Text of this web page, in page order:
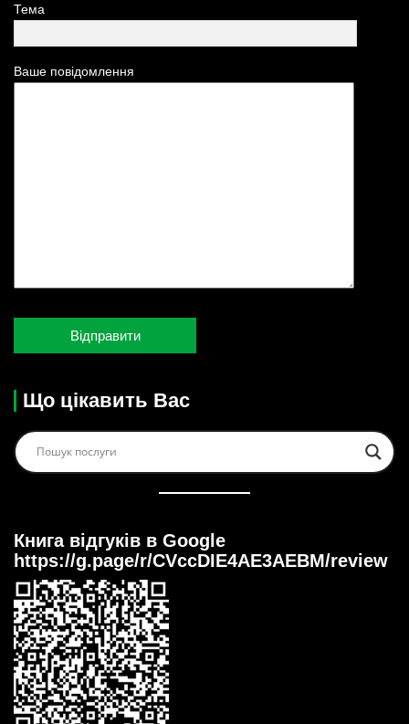
Тема
Ваше повідомлення
Що цікавить Вас
Книга відгуків в Google
https://g.page/r/CVccDIE4AE3AEBM/review